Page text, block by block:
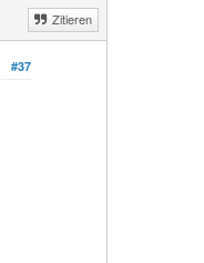
Zitieren
#37